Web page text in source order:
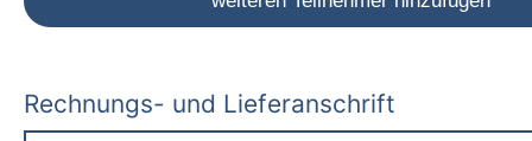
Rechnungs- und Lieferanschrift